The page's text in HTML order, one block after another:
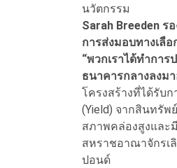
นวัตกรรม
Sarah Breeden ร
การส่งมอบทางเลื
“พวกเราได้ทำการ
ธนาคารกลางลงม
โครงสร้างที่ได้รับ
(Yield) จากสินทรัพ
สภาพคล่องสูงและ
สหราชอาณาจักรเ
ปอนด์